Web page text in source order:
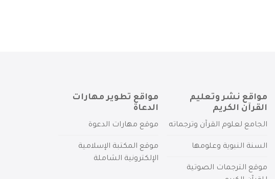
مواقع نشر وتعليم
القرآن الكريم
الجامع لعلوم القرآن وترجماته
السنة النبوية وعلومها
موقع الترجمات الصوتية
مواقع تطوير مهارات
الدعاة
موقع مهارات الدعوة
موقع المكتبة الإسلامية
الإلكترونية الشاملة